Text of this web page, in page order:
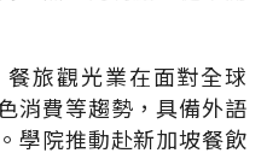
旅觀光業在面對全球
消費等趨勢，具備外語
學院推動赴新加坡餐飲